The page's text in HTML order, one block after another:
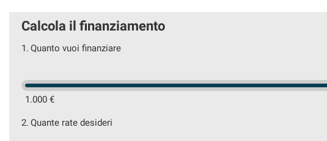
Calcola il finanziamento
1. Quanto vuoi finanziare
1.000 €
2. Quante rate desideri